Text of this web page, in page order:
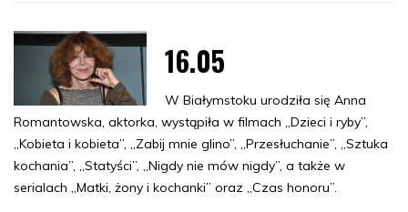
16.05
W Białymstoku urodziła się Anna
Romantowska, aktorka, wystąpiła w filmach „Dzieci i ryby”,
„Kobieta i kobieta”, „Zabij mnie glino”, „Przesłuchanie”, „Sztuka
kochania”, „Statyści”, „Nigdy nie mów nigdy”, a także w
serialach „Matki, żony i kochanki” oraz „Czas honoru”.